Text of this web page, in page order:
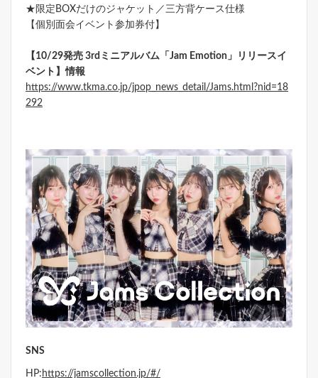
★限定BOXだけのジャケット／三方背ケース仕様
【個別面会イベント参加券付】
【10/29発売 3rdミニアルバム「Jam Emotion」リリースイ
ベント】情報
https://www.tkma.co.jp/jpop_news_detail/Jams.html?nid=18
292
SNS
HP: https://jamscollection.jp/#/